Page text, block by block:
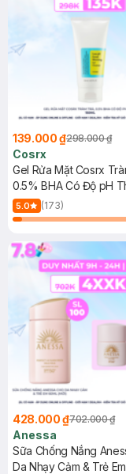
139.000 ₫298.000 ₫
Cosrx
Gel Rửa Mặt Cosrx
0.5% BHA Có Độ pH
150ml
5.0
(173)
428.000 ₫702.000 ₫
Anessa
Sữa Chống Nắng
Da Nhạy Cảm & Trẻ